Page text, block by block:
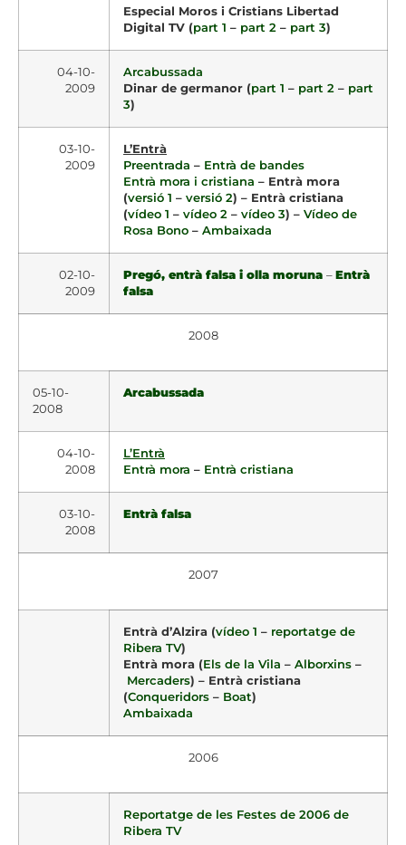
Especial Moros i Cristians Libertad
Digital TV (part 1 – part 2 – part 3)
04-10-
2009
Arcabussada
Dinar de germanor (part 1 – part 2 – part
3)
03-10-
2009
L’Entrà
Preentrada – Entrà de bandes
Entrà mora i cristiana – Entrà mora
(versió 1 – versió 2) – Entrà cristiana
(vídeo 1 – vídeo 2 – vídeo 3) – Vídeo de
Rosa Bono – Ambaixada
02-10-
2009
Pregó, entrà falsa i olla moruna – Entrà
falsa
2008
05-10-
2008
Arcabussada
04-10-
2008
L’Entrà
Entrà mora – Entrà cristiana
03-10-
2008
Entrà falsa
2007
Entrà d’Alzira (vídeo 1 – reportatge de
Ribera TV)
Entrà mora (Els de la Vila – Alborxins –
Mercaders) – Entrà cristiana
(Conqueridors – Boat)
Ambaixada
2006
Reportatge de les Festes de 2006 de
Ribera TV